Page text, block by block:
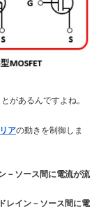
があるんですよね。
アの動きを制御しま
－ソース間に電流が流
レイン－ソース間に電